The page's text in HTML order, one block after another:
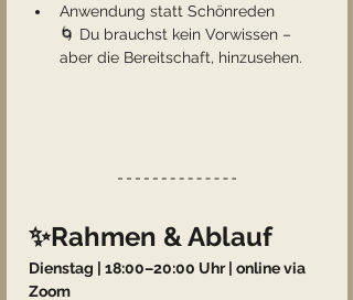
Anwendung statt Schönreden
🌀 Du brauchst kein Vorwissen –
aber die Bereitschaft, hinzusehen.
✨Rahmen & Ablauf
Dienstag | 18:00–20:00 Uhr | online via
Zoom